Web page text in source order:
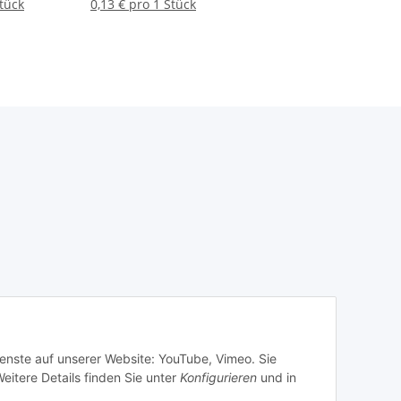
auf unserer Website: YouTube, Vimeo. Sie
Details finden Sie unter Konfigurieren und in
0,13 € pro 1 Stück